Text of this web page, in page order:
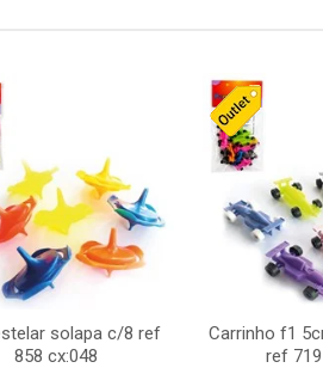
solapa c/8 ref
858 cx:048
Carrinho f1
ref